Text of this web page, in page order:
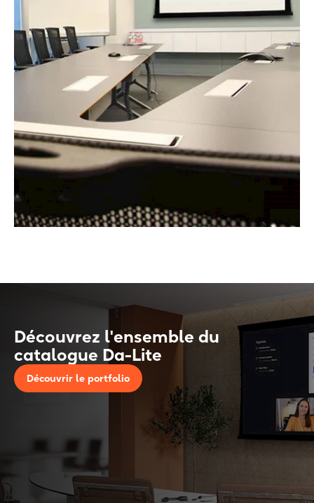
Découvrez l'ensemble du
catalogue Da-Lite
Découvrir le portfolio